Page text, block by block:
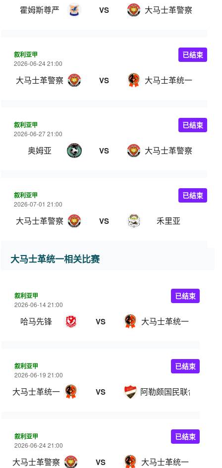
霍姆斯尊严 VS 大马士革警察
叙利亚甲
2026-06-24 21:00
大马士革警察 VS 大马士革统一
已结束
叙利亚甲
2026-06-27 21:00
奥姆亚 VS 大马士革警察
已结束
叙利亚甲
2026-07-01 21:00
大马士革警察 VS 禾里亚
已结束
大马士革统一相关比赛
叙利亚甲
2026-06-14 21:00
哈马先锋 VS 大马士革统一
已结束
叙利亚甲
2026-06-19 21:00
大马士革统一 VS 阿勒颇国民联合
已结束
叙利亚甲
2026-06-24 21:00
大马士革警察 VS 大马士革统一
已结束